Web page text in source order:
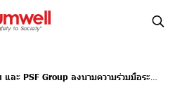
PSF Group ลงนามความร่วมมือระบบแจ้งเตือนฟ้าผ่าอัจฉริยะ